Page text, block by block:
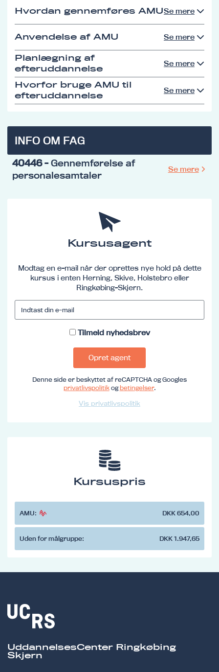
Hvordan gennemføres AMUSe mere
Anvendelse af AMU Se mere
Planlægning af
efteruddannelse
Se mere
Hvorfor bruge AMU til
efteruddannelse
Se mere
INFO OM FAG
40446- Gennemførelse af
personalesamtaler
Se mere
Kursusagent
Modtag en e-mail når der oprettes nye hold på dette
kursus i enten Herning, Skive, Holstebro eller
Ringkøbing-Skjern.
Tilmeld nyhedsbrev
Opret agent
Denne side er beskyttet af reCAPTCHA og Googles
privatlivspolitikogbetingelser.
Vis privatlivspolitik
Kursuspris
AMU: DKK 654,00
Uden for målgruppe: DKK 1.947,65
UddannelsesCenter Ringkøbing
Skjern